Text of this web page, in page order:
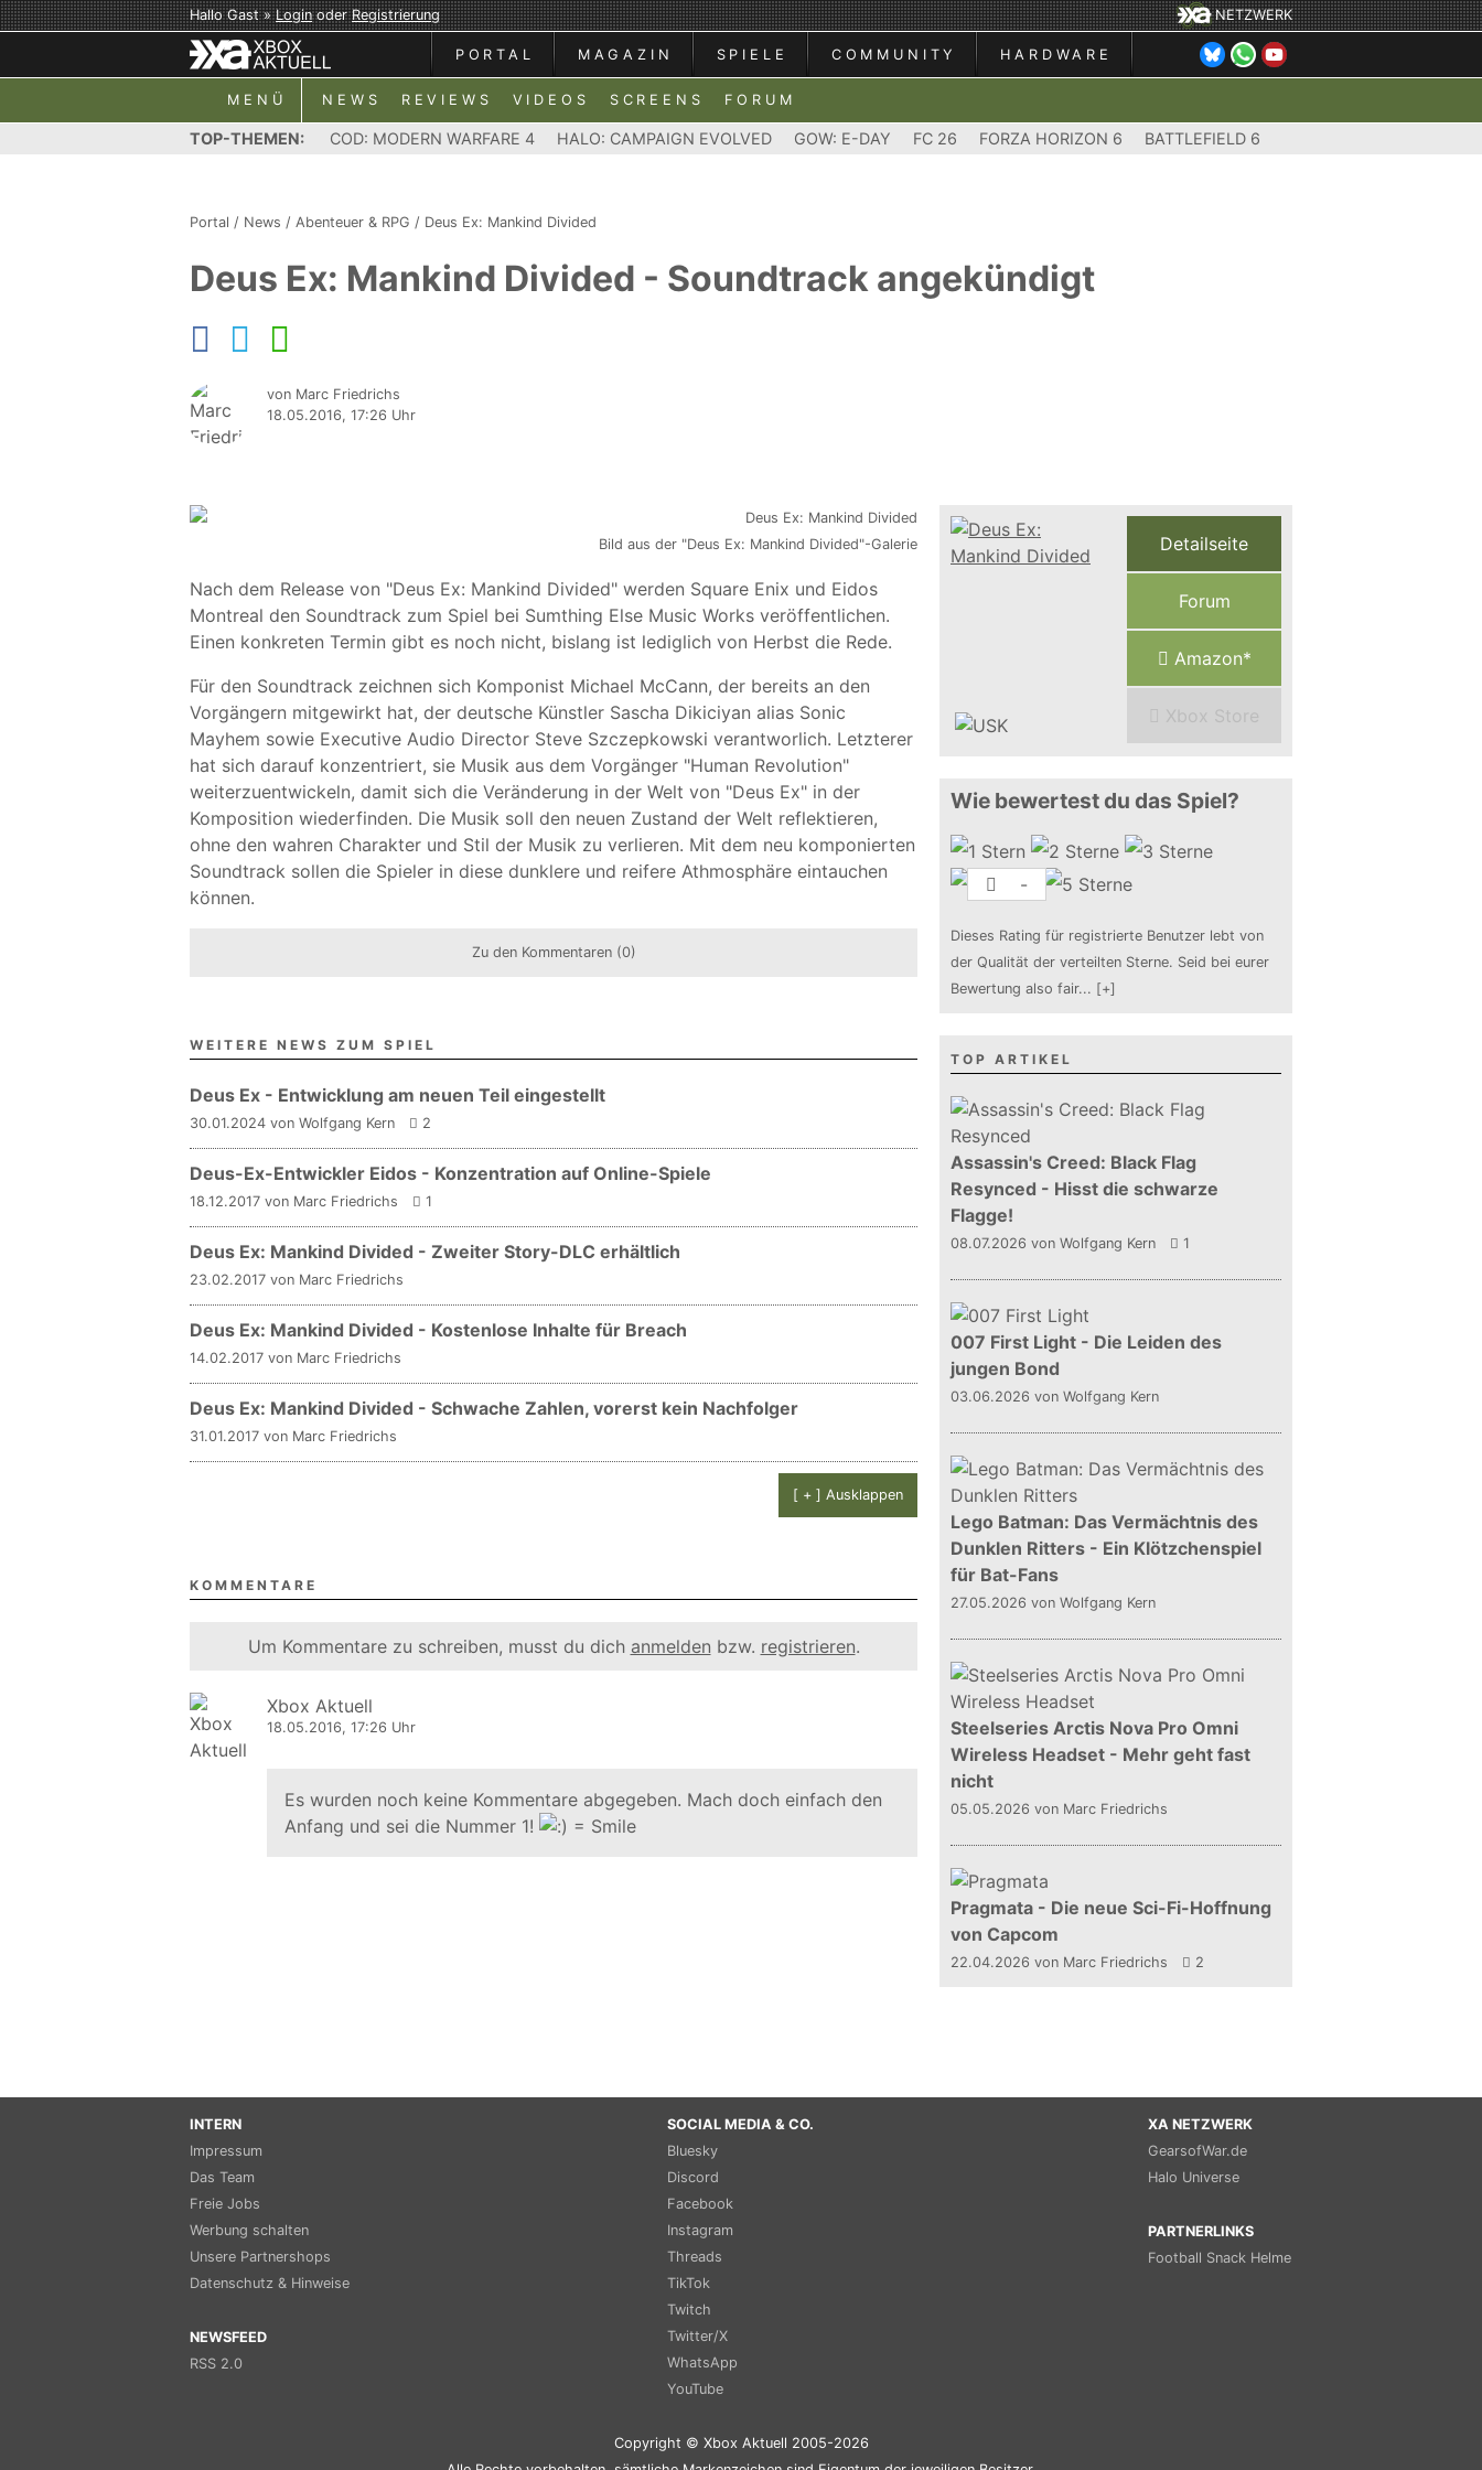
Hallo Gast »LoginoderRegistrierung NETZWERK
PORTAL MAGAZIN SPIELE COMMUNITY HARDWARE
MENÜ NEWS REVIEWS VIDEOS SCREENS FORUM
TOP-THEMEN: COD: MODERN WARFARE 4 HALO: CAMPAIGN EVOLVED GOW: E-DAY FC 26 FORZA HORIZON 6 BATTLEFIELD 6
Portal / News / Abenteuer & RPG / Deus Ex: Mankind Divided
Deus Ex: Mankind Divided - Soundtrack angekündigt
von Marc Friedrichs
18.05.2016, 17:26 Uhr
Bild aus der "Deus Ex: Mankind Divided"-Galerie
Nach dem Release von "Deus Ex: Mankind Divided" werden Square Enix und Eidos
Montreal den Soundtrack zum Spiel bei Sumthing Else Music Works veröffentlichen.
Einen konkreten Termin gibt es noch nicht, bislang ist lediglich von Herbst die Rede.
Für den Soundtrack zeichnen sich Komponist Michael McCann, der bereits an den
Vorgängern mitgewirkt hat, der deutsche Künstler Sascha Dikiciyan alias Sonic
Mayhem sowie Executive Audio Director Steve Szczepkowski verantworlich. Letzterer
hat sich darauf konzentriert, sie Musik aus dem Vorgänger "Human Revolution"
weiterzuentwickeln, damit sich die Veränderung in der Welt von "Deus Ex" in der
Komposition wiederfinden. Die Musik soll den neuen Zustand der Welt reflektieren,
ohne den wahren Charakter und Stil der Musik zu verlieren. Mit dem neu komponierten
Soundtrack sollen die Spieler in diese dunklere und reifere Athmosphäre eintauchen
können.
Zu den Kommentaren (0)
WEITERE NEWS ZUM SPIEL
Deus Ex - Entwicklung am neuen Teil eingestellt
30.01.2024 von Wolfgang Kern 2
Deus-Ex-Entwickler Eidos - Konzentration auf Online-Spiele
18.12.2017 von Marc Friedrichs 1
Deus Ex: Mankind Divided - Zweiter Story-DLC erhältlich
23.02.2017 von Marc Friedrichs
Deus Ex: Mankind Divided - Kostenlose Inhalte für Breach
14.02.2017 von Marc Friedrichs
Deus Ex: Mankind Divided - Schwache Zahlen, vorerst kein Nachfolger
31.01.2017 von Marc Friedrichs
[ + ] Ausklappen
KOMMENTARE
Um Kommentare zu schreiben, musst du dich anmelden bzw. registrieren.
Xbox Aktuell
18.05.2016, 17:26 Uhr
Es wurden noch keine Kommentare abgegeben. Mach doch einfach den
Anfang und sei die Nummer 1!
Detailseite
Forum
Amazon*
Xbox Store
Wie bewertest du das Spiel?
-
Dieses Rating für registrierte Benutzer lebt von
der Qualität der verteilten Sterne. Seid bei eurer
Bewertung also fair... [+]
TOP ARTIKEL
Assassin's Creed: Black Flag
Resynced - Hisst die schwarze
Flagge!
08.07.2026 von Wolfgang Kern 1
007 First Light - Die Leiden des
jungen Bond
03.06.2026 von Wolfgang Kern
Lego Batman: Das Vermächtnis des
Dunklen Ritters - Ein Klötzchenspiel
für Bat-Fans
27.05.2026 von Wolfgang Kern
Steelseries Arctis Nova Pro Omni
Wireless Headset - Mehr geht fast
nicht
05.05.2026 von Marc Friedrichs
Pragmata - Die neue Sci-Fi-Hoffnung
von Capcom
22.04.2026 von Marc Friedrichs 2
INTERN
Impressum
Das Team
Freie Jobs
Werbung schalten
Unsere Partnershops
Datenschutz & Hinweise
NEWSFEED
RSS 2.0
SOCIAL MEDIA & CO.
Bluesky
Discord
Facebook
Instagram
Threads
TikTok
Twitch
Twitter/X
WhatsApp
YouTube
XA NETZWERK
GearsofWar.de
Halo Universe
PARTNERLINKS
Football Snack Helme
Copyright © Xbox Aktuell 2005-2026